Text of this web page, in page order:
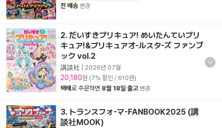
전 배송 변경
2. だいすきプリキュア! めいたんていプリ
キュア!&プリキュアオ-ルスタ-ズ ファンブ
ック vol.2
講談社 2026년 07월
20,180원 (7% 할인 / 610원)
택배로 주문하면 8월 18일 출고 변경
3. トランスフォ-マ-FANBOOK2025 (講
談社MOOK)